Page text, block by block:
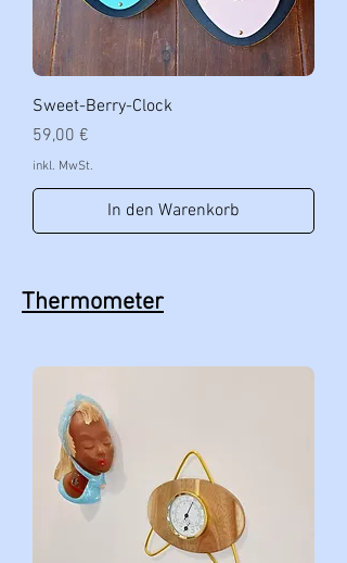
Sweet-Berry-Clock
Preis
59,00 €
inkl. MwSt.
In den Warenkorb
Thermometer